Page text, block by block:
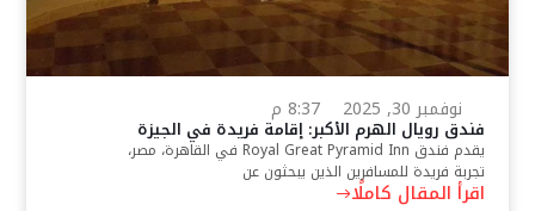
نوفمبر 30, 2025 8:37 م
فندق رويال الهرم الأكبر: إقامة فريدة في الجيزة
يقدم فندق Royal Great Pyramid Inn في القاهرة، مصر،
تجربة فريدة للمسافرين الذين يبحثون عن
اقرأ المقال كاملًا